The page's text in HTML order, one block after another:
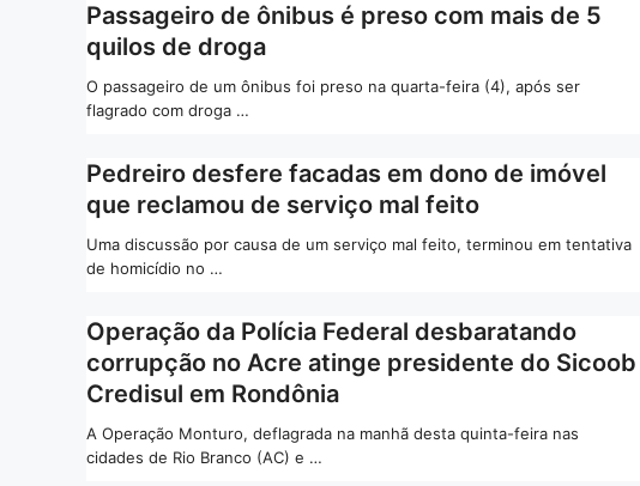
Passageiro de ônibus é preso com mais de 5
quilos de droga
O passageiro de um ônibus foi preso na quarta-feira (4), após ser
flagrado com droga …
Pedreiro desfere facadas em dono de imóvel
que reclamou de serviço mal feito
Uma discussão por causa de um serviço mal feito, terminou em tentativa
de homicídio no …
Operação da Polícia Federal desbaratando
corrupção no Acre atinge presidente do Sicoob
Credisul em Rondônia
A Operação Monturo, deflagrada na manhã desta quinta-feira nas
cidades de Rio Branco (AC) e …